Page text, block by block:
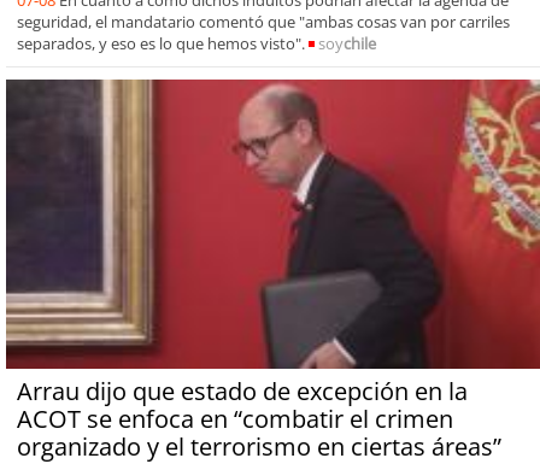
seguridad, el mandatario comentó que "ambas cosas van por carriles
separados, y eso es lo que hemos visto".
soychile
Arrau dijo que estado de excepción en la
ACOT se enfoca en “combatir el crimen
organizado y el terrorismo en ciertas áreas”